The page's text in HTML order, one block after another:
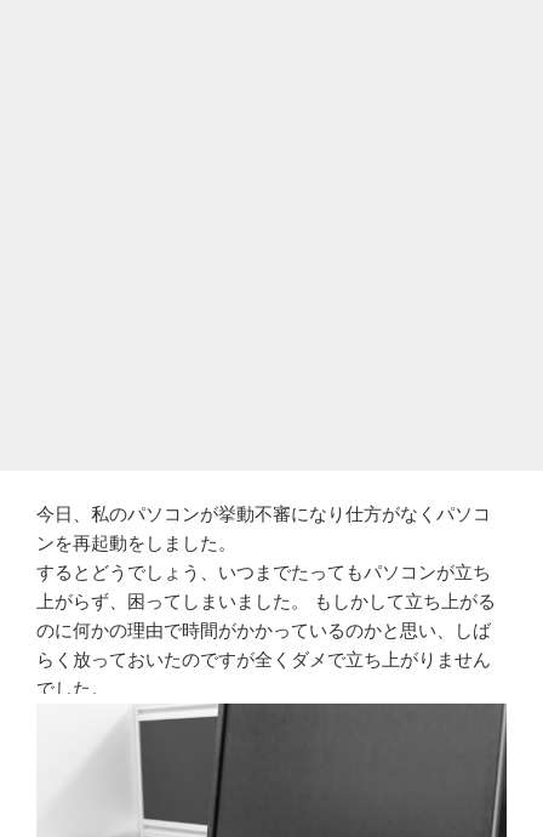
今日、私のパソコンが挙動不審になり仕方がなくパソコ
ンを再起動をしました。
するとどうでしょう、いつまでたってもパソコンが立ち
上がらず、困ってしまいました。 もしかして立ち上がる
のに何かの理由で時間がかかっているのかと思い、しば
らく放っておいたのですが全くダメで立ち上がりません
でした。